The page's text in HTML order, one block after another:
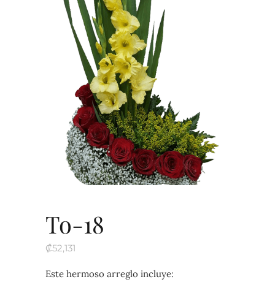
To-18
₡52,131
Este hermoso arreglo incluye: